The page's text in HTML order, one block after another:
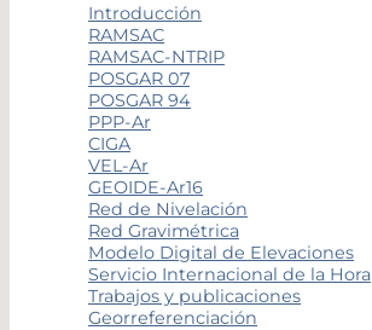
Introducción
RAMSAC
RAMSAC-NTRIP
POSGAR 07
POSGAR 94
PPP-Ar
CIGA
VEL-Ar
GEOIDE-Ar16
Red de Nivelación
Red Gravimétrica
Modelo Digital de Elevaciones
Servicio Internacional de la Hora
Trabajos y publicaciones
Georreferenciación